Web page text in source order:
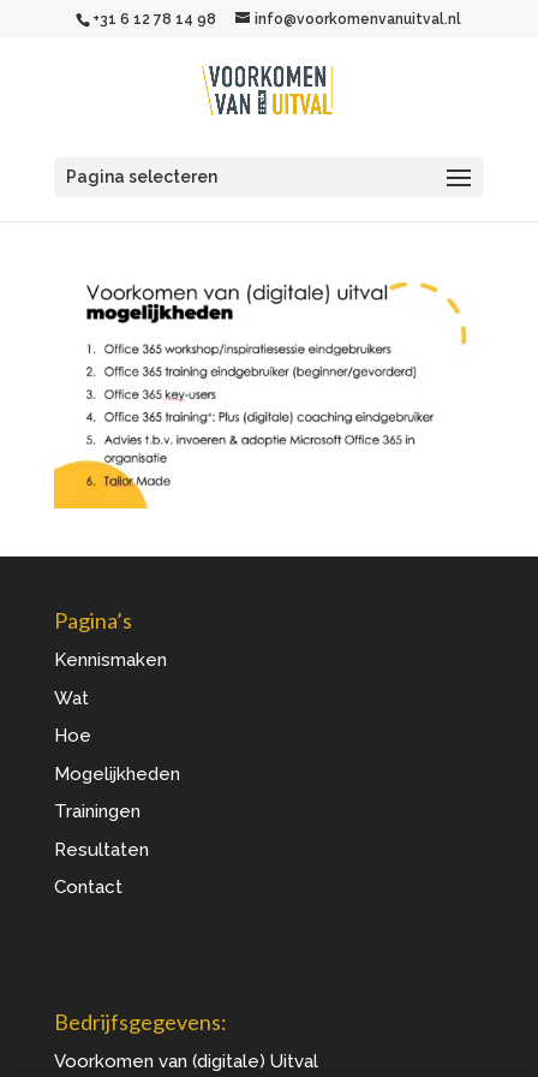
+31 6 12 78 14 98 info@voorkomenvanuitval.nl
Pagina selecteren
Pagina’s
Kennismaken
Wat
Hoe
Mogelijkheden
Trainingen
Resultaten
Contact
Bedrijfsgegevens:
Voorkomen van (digitale) Uitval